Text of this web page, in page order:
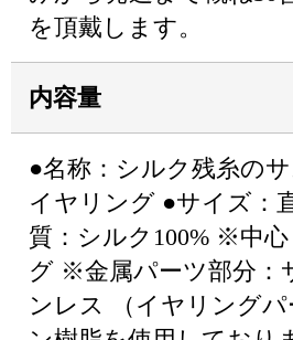
を頂戴します。
内容量
●名称：シルク残糸の
イヤリング ●サイズ：
質：シルク100% ※中
グ ※金属パーツ部分：
ンレス （イヤリング